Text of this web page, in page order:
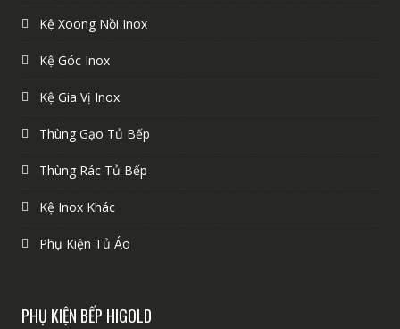
Kệ Xoong Nồi Inox
Kệ Góc Inox
Kệ Gia Vị Inox
Thùng Gạo Tủ Bếp
Thùng Rác Tủ Bếp
Kệ Inox Khác
Phụ Kiện Tủ Áo
PHỤ KIỆN BẾP HIGOLD